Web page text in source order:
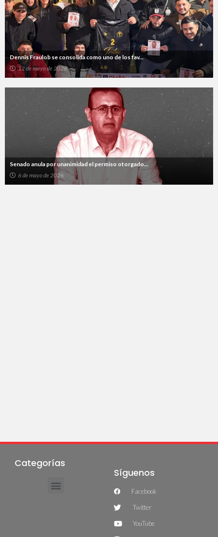
Dennis Fraulob se consolida como uno de los fav...
12 de mayo de 2026
Senado anula por unanimidad el permiso otorgado...
6 de mayo de 2026
Categorías
Síguenos
Facebook
Twitter
YouTube